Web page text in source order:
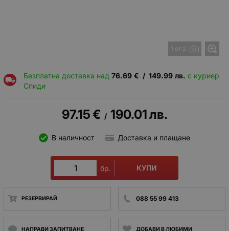
1 от 2
Безплатна доставка над 76.69 € / 149.99 лв. с куриер
Спиди
97.15€ / 190.01лв.
В наличност Доставка и плащане
бр. КУПИ
РЕЗЕРВИРАЙ 088 55 99 413
НАПРАВИ ЗАПИТВАНЕ ДОБАВИ В ЛЮБИМИ